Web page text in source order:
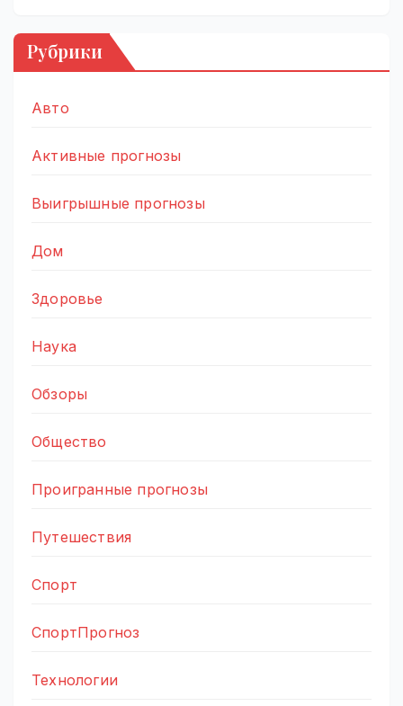
Рубрики
Авто
Активные прогнозы
Выигрышные прогнозы
Дом
Здоровье
Наука
Обзоры
Общество
Проигранные прогнозы
Путешествия
Спорт
СпортПрогноз
Технологии